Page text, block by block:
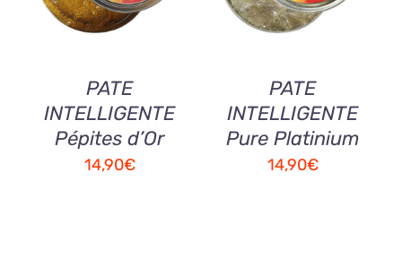
PATE
INTELLIGENTE
Pépites d’Or
14,90€
PATE
INTELLIGENTE
Pure Platinium
14,90€